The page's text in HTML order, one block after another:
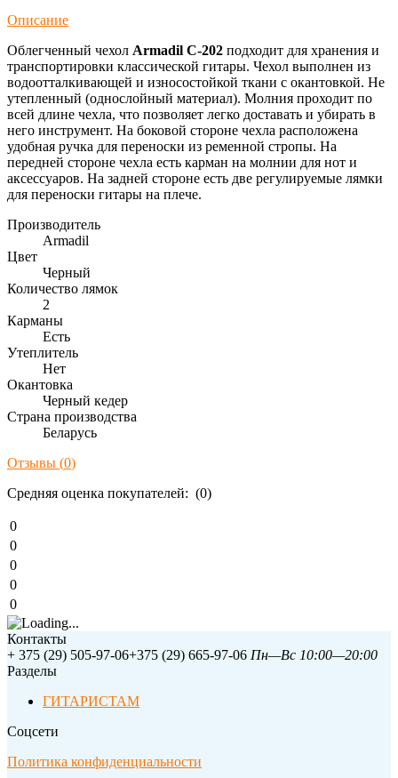
Описание
Облегченный чехол Armadil C-202 подходит для хранения и
транспортировки классической гитары. Чехол выполнен из
водоотталкивающей и износостойкой ткани с окантовкой. Не
утепленный (однослойный материал). Молния проходит по
всей длине чехла, что позволяет легко доставать и убирать в
него инструмент. На боковой стороне чехла расположена
удобная ручка для переноски из ременной стропы. На
передней стороне чехла есть карман на молнии для нот и
аксессуаров. На задней стороне есть две регулируемые лямки
для переноски гитары на плече.
Производитель
Armadil
Цвет
Черный
Количество лямок
2
Карманы
Есть
Утеплитель
Нет
Окантовка
Черный кедер
Страна производства
Беларусь
Отзывы (0)
Средняя оценка покупателей: (0)
0
0
0
0
0
Контакты
+ 375 (29) 505-97-06+375 (29) 665-97-06 Пн—Вс 10:00—20:00
Разделы
ГИТАРИСТАМ
Соцсети
Политика конфиденциальности